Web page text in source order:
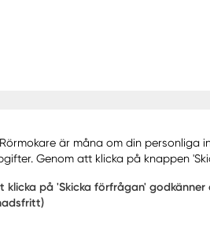
är måna om din
Genom att klicka på knappen
klicka på 'Skicka förfrågan'